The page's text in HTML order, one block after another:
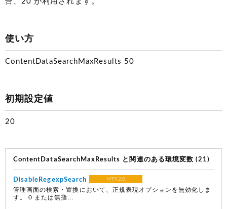
使い方
ContentDataSearchMaxResults 50
初期設定値
20
ContentDataSearchMaxResults と関連のある環境変数 (21)
DisableRegexpSearch MT9.2.0
管理画面の検索・置換において、正規表現オプションを無効化しま
す。 0 または無指...